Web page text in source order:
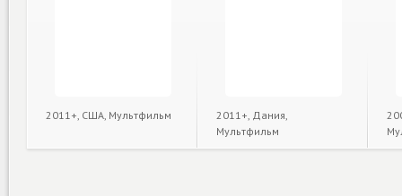
2011+, США, Мультфильм
2011+, Дания,
Мультфильм